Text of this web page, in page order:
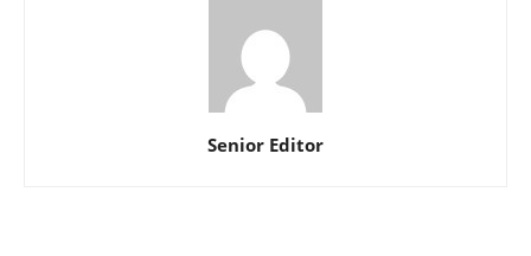
Senior Editor